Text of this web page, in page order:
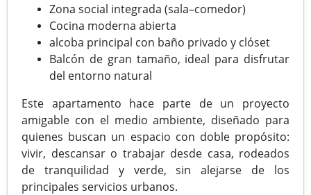
Zona social integrada (sala–comedor)
Cocina moderna abierta
alcoba principal con baño privado y clóset
Balcón de gran tamaño, ideal para disfrutar
del entorno natural
Este apartamento hace parte de un proyecto
amigable con el medio ambiente, diseñado para
quienes buscan un espacio con doble propósito:
vivir, descansar o trabajar desde casa, rodeados
de tranquilidad y verde, sin alejarse de los
principales servicios urbanos.